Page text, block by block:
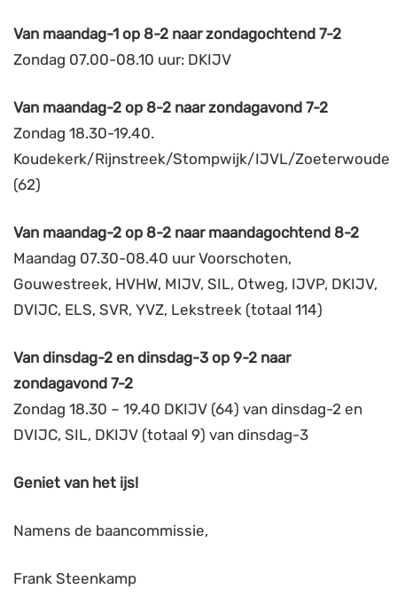
Van maandag-1 op 8-2 naar zondagochtend 7-2
Zondag 07.00-08.10 uur: DKIJV
Van maandag-2 op 8-2 naar zondagavond 7-2
Zondag 18.30-19.40.
Koudekerk/Rijnstreek/Stompwijk/IJVL/Zoeterwoude
(62)
Van maandag-2 op 8-2 naar maandagochtend 8-2
Maandag 07.30-08.40 uur Voorschoten,
Gouwestreek, HVHW, MIJV, SIL, Otweg, IJVP, DKIJV,
DVIJC, ELS, SVR, YVZ, Lekstreek (totaal 114)
Van dinsdag-2 en dinsdag-3 op 9-2 naar
zondagavond 7-2
Zondag 18.30 – 19.40 DKIJV (64) van dinsdag-2 en
DVIJC, SIL, DKIJV (totaal 9) van dinsdag-3
Geniet van het ijs!
Namens de baancommissie,
Frank Steenkamp